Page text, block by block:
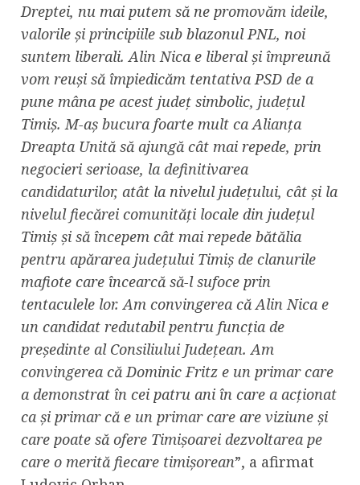
Dreptei, nu mai putem să ne promovăm ideile,
valorile și principiile sub blazonul PNL, noi
suntem liberali. Alin Nica e liberal și împreună
vom reuși să împiedicăm tentativa PSD de a
pune mâna pe acest județ simbolic, județul
Timiș. M-aș bucura foarte mult ca Alianța
Dreapta Unită să ajungă cât mai repede, prin
negocieri serioase, la definitivarea
candidaturilor, atât la nivelul județului, cât și la
nivelul fiecărei comunități locale din județul
Timiș și să începem cât mai repede bătălia
pentru apărarea județului Timiș de clanurile
mafiote care încearcă să-l sufoce prin
tentaculele lor. Am convingerea că Alin Nica e
un candidat redutabil pentru funcția de
președinte al Consiliului Județean. Am
convingerea că Dominic Fritz e un primar care
a demonstrat în cei patru ani în care a acționat
ca și primar că e un primar care are viziune și
care poate să ofere Timișoarei dezvoltarea pe
care o merită fiecare timișorean”, a afirmat